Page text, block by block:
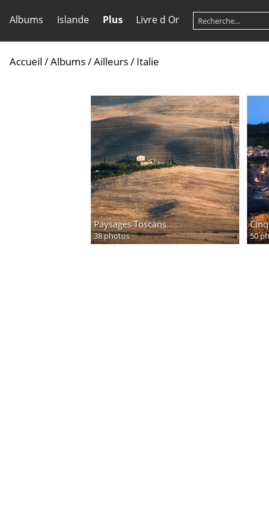
Albums Islande Plus Livre d Or
Accueil /Albums/Ailleurs/ Italie
Paysages Toscans
38 photos 50